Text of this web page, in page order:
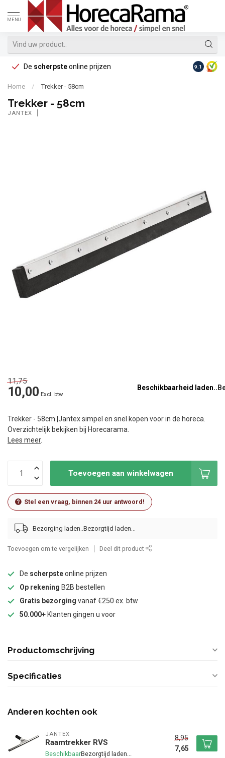
MENU
De scherpsteonline prijzen Op
9.1
Home / Trekker - 58cm
Trekker - 58cm
JANTEX
11,75
10,00 Excl. btw
Beschikbaarheid laden..
Trekker - 58cm |Jantex simpel en snel kopen voor in de horeca.
Overzichtelijk bekijken bij Horecarama.
Lees meer.
Toevoegen aan winkelwagen
Stel een vraag, binnen 24 uur antwoord!
Bezorging laden..
Toevoegen om te vergelijken Deel dit product
De scherpsteonline prijzen
Op rekening B2B bestellen
Gratis bezorging vanaf €250 ex. btw
50.000+ Klanten gingen u voor
Productomschrijving
Specificaties
Anderen kochten ook
JANTEX
Raamtrekker RVS
Beschikbaar
8,95
7,65